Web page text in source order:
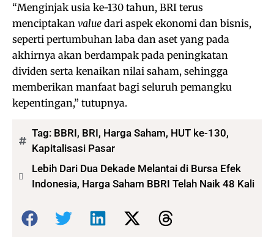
“Menginjak usia ke-130 tahun, BRI terus
menciptakan value dari aspek ekonomi dan bisnis,
seperti pertumbuhan laba dan aset yang pada
akhirnya akan berdampak pada peningkatan
dividen serta kenaikan nilai saham, sehingga
memberikan manfaat bagi seluruh pemangku
kepentingan,” tutupnya.
Tag: BBRI, BRI, Harga Saham, HUT ke-130,
Kapitalisasi Pasar
Lebih Dari Dua Dekade Melantai di Bursa Efek
Indonesia, Harga Saham BBRI Telah Naik 48 Kali
Bagikan: